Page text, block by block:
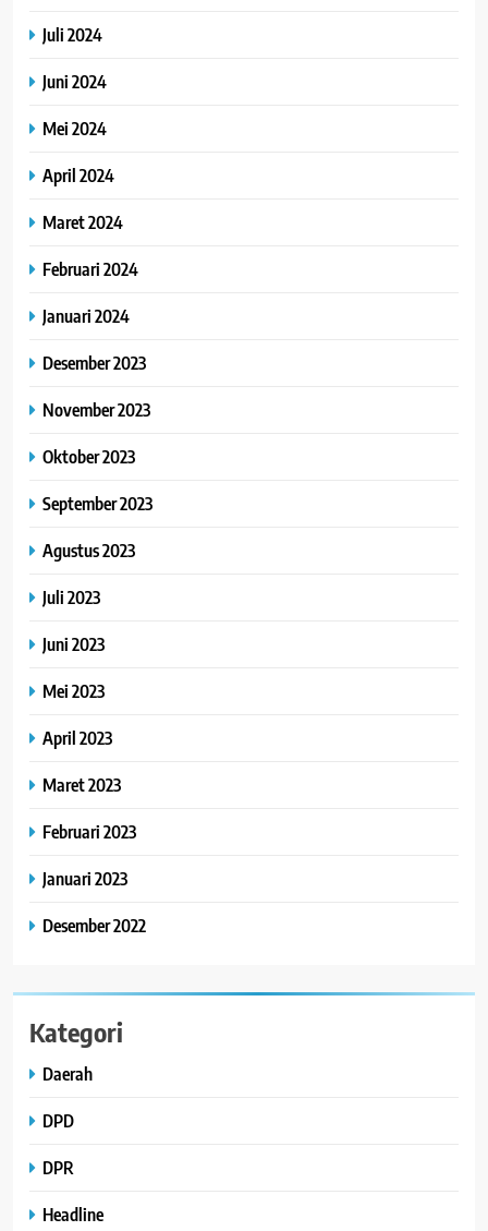
Juli 2024
Juni 2024
Mei 2024
April 2024
Maret 2024
Februari 2024
Januari 2024
Desember 2023
November 2023
Oktober 2023
September 2023
Agustus 2023
Juli 2023
Juni 2023
Mei 2023
April 2023
Maret 2023
Februari 2023
Januari 2023
Desember 2022
Kategori
Daerah
DPD
DPR
Headline